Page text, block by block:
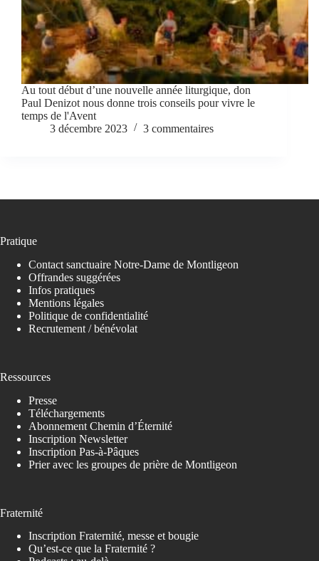
Au tout début d’une nouvelle année liturgique, don
Paul Denizot nous donne trois conseils pour vivre le
temps de l'Avent
3 décembre 2023
3 commentaires
Pratique
Contact sanctuaire Notre-Dame de Montligeon
Offrandes suggérées
Infos pratiques
Mentions légales
Politique de confidentialité
Recrutement / bénévolat
Ressources
Presse
Téléchargements
Abonnement Chemin d’Éternité
Inscription Newsletter
Inscription Pas-à-Pâques
Prier avec les groupes de prière de Montligeon
Fraternité
Inscription Fraternité, messe et bougie
Qu’est-ce que la Fraternité ?